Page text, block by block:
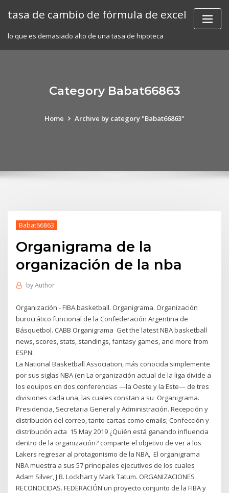
tasa de cambio de fórmula de excel
lo que es demasiado alto de una tasa de hipoteca
Category Babat66863
Home Archive by category "Babat66863"
Babat66863
Organigrama de la
organización de la nba
byAuthor
Organización - FIBA.basketball. Organigrama. Organización
burocrático funcional de la Confederación Argentina de
Básquetbol. CABB Organigrama Get the latest NBA basketball
news, scores, stats, standings, fantasy games, and more from
ESPN.
La National Basketball Association, más conocida simplemente
por sus siglas NBA (en La organización actual de la liga divide a
los equipos en dos conferencias —la Oeste y la Este— de tres
divisiones cada una, las cuales constan a su Organigrama.
Presidencia, Secretaria General y Administración. Recepción y
distribución del correo, tanto cartas como emails; Confección y
distribución acta 15 May 2019 ¿Quién está ganando influencia
dentro de la organización? comparte el objetivo de ver a los
Lakers regresar al protagonismo de la NBA, El organigrama
NBA muestra a sus 57 principales ejecutivos de los cuales
Adam Silver, J.B. Lockhart y Mark Tatum. ORGANIZACIONES
RECONOCIDAS. FEDERACIÓN un proyecto conjunto de la FIBA y